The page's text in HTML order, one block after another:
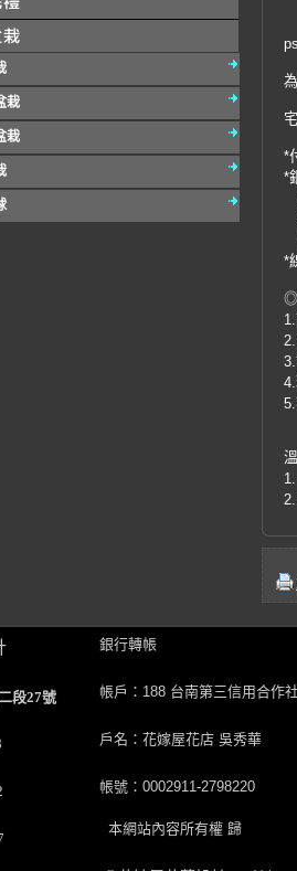
栽
栽
*
*
*
◎
段27號
銀行轉帳
帳戶：188 台南第三信用合作
戶名：花嫁屋花店 吳秀華
帳號：0002911-2798220
本網站內容所有權 歸